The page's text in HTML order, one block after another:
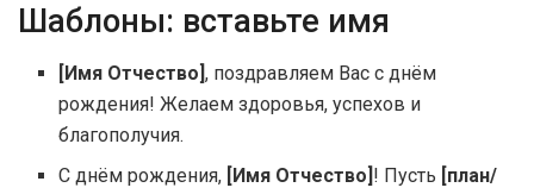
Шаблоны: вставьте имя
[Имя Отчество], поздравляем Вас с днём
рождения! Желаем здоровья, успехов и
благополучия.
С днём рождения,
[Имя Отчество] ! Пусть [план/